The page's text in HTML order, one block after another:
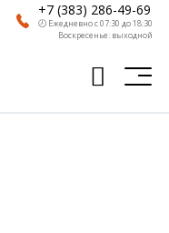
+7 (383) 286-49-69
🕗 Ежедневно с 07:30 до 18:30
Воскресенье: выходной